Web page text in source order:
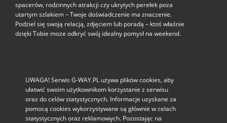
spacerów, rodzinnych atrakcji czy ukrytych perełek poza
utartym szlakiem – Twoje doświadczenie ma znaczenie.
Podziel się swoją relacją, zdjęciem lub poradą – ktoś właśnie
dzięki Tobie może odkryć swój idealny pomysł na weekend.
UWAGA! Serwis G-WAY.PL używa plików cookies, aby
ułatwić swoim użytkownikom korzystanie z serwisu
oraz do celów statystycznych. Informacje uzyskane za
pomocą cookies wykorzystywane są głównie w celach
statystycznych oraz reklamowych. Pozostając na